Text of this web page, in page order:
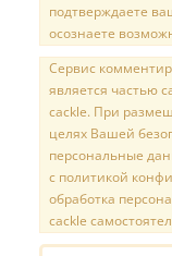
подтверждаете
осознаете
Сервис
является частью
cackle. При
целях Вашей
персональные
с политикой
обработка
cackle